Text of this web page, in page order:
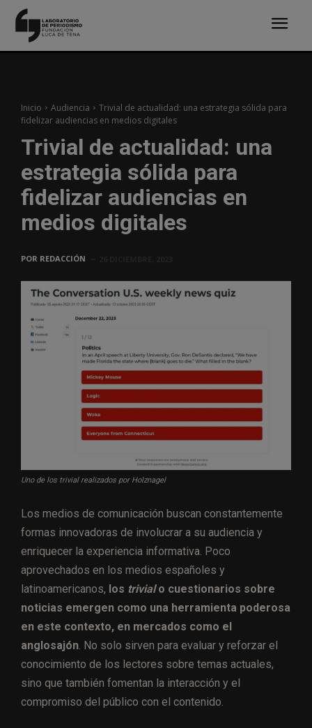
Inicio Audiencia
Trivial de actualidad: una estrategia sólida para
fidelizar audiencias en medios digitales
Trivial de actualidad: una
estrategia sólida para
fidelizar audiencias en
medios digitales
POR REDACCIÓN
Uno de los trivial realizados por Holznagel
Los medios de comunicación buscan constantemente
formas innovadoras de involucrar a su audiencia y
enriquecer la experiencia informativa. Poco
aprovechados en los medios españoles y
latinoamericanos, los trivialo cuestionarios sobre
noticias emergen como una herramienta poderosa
en este contexto, en mercados como el
anglosajón . No solo sirven para evaluar y reforzar el
conocimiento de los lectores sobre temas actuales,
sino que también fomentan la interacción y el
compromiso del público con el contenido.